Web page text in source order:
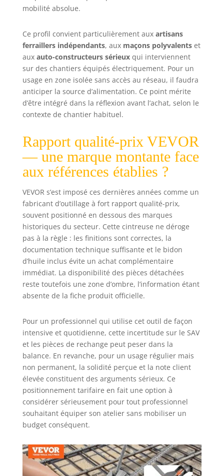
mobilité absolue.
Ce profil convient particulièrement aux artisans
ferraillers indépendants, aux maçons polyvalentset
aux auto-constructeurs sérieuxqui interviennent
sur des chantiers équipés électriquement. Pour un
usage en zone isolée sans accès au réseau, il faudra
anticiper la source d’alimentation. Ce point mérite
d’être intégré dans la réflexion avant l’achat, selon le
contexte de chantier habituel.
Rapport qualité-prix VEVOR
— une marque montante face
aux références établies ?
VEVOR s’est imposé ces dernières années comme un
fabricant d’outillage à fort rapport qualité-prix,
souvent positionné en dessous des marques
historiques du secteur. Cette cintreuse ne déroge
pas à la règle : les finitions sont correctes, la
documentation technique suffisante et le bidon
d’huile inclus évite un achat complémentaire
immédiat. La disponibilité des pièces détachées
reste toutefois une zone d’ombre, l’information étant
absente de la fiche produit officielle.
Pour un professionnel qui utilise cet outil de façon
intensive et quotidienne, cette incertitude sur le SAV
et les pièces de rechange peut peser dans la
balance. En revanche, pour un usage régulier mais
non permanent, la solidité perçue et la note client
élevée constituent des arguments sérieux. Ce
positionnement tarifaire en fait une option à
considérer sérieusement pour tout professionnel
souhaitant équiper son atelier sans mobiliser un
budget conséquent.